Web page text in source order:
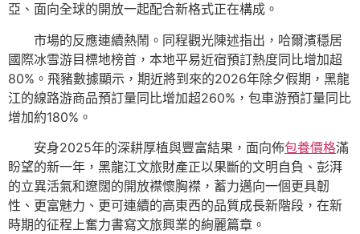
亞、面向全球的開放一起配合新格式正在構成。
市場的反應連續熱鬧。同程觀光陳述指出，哈爾濱穩居
國際冰雪游目標地榜首，本地平易近宿預訂熱度同比增加超
80%。飛豬數據顯示，期近將到來的2026年除夕假期，黑龍
江的線路游商品預訂量同比增加超260%，包車游預訂量同比
增加約180%。
安身2025年的深耕厚植與豐富結果，面向佈包養價格滿
盼望的新一年，黑龍江文旅財產正以果斷的文明自負、彭湃
的立異活氣和遼闊的開放襟懷胸襟，蓄力邁向一個更具韌
性、更富魅力、更可連續的高東西的品質成長新階段，在新
時期的征程上奮力書寫文旅興業的絢麗篇章。